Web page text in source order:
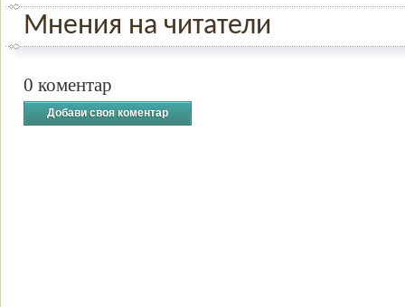
Мнения на читатели
0 коментар
Добави своя коментар